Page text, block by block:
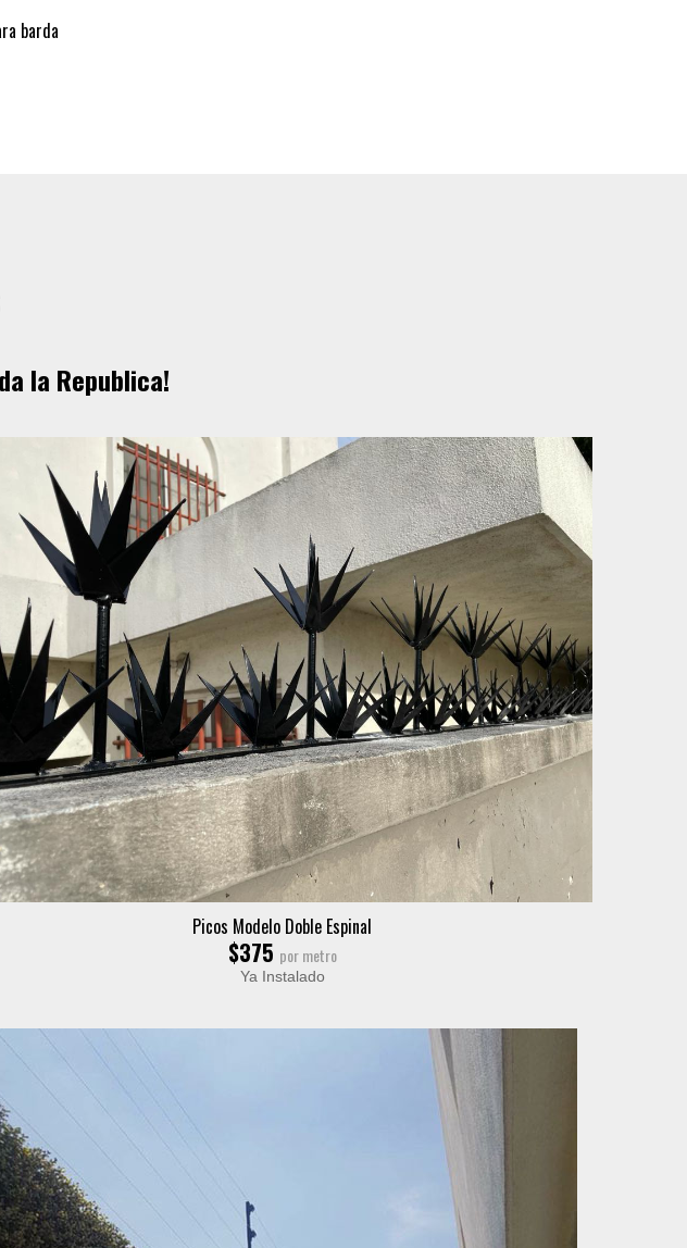
barda
la Republica!
Picos Modelo Doble Espinal
$375 por metro
Ya Instalado